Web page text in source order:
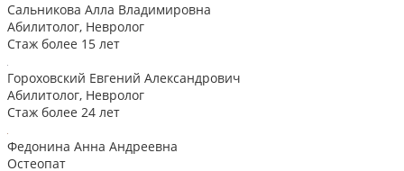
Сальникова Алла Владимировна
Абилитолог, Невролог
Стаж более 15 лет
Гороховский Евгений Александрович
Абилитолог, Невролог
Стаж более 24 лет
Федонина Анна Андреевна
Остеопат